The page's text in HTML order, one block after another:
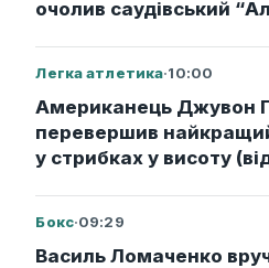
очолив саудівський
Легка атлетика·10:00
Американець Джувон
перевершив
у стрибках у висоту
Бокс·09:29
Василь Ломаченко